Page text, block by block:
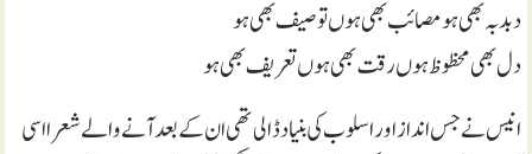
دبدبہ بھی ہو مصائب بھی ہوں توصیف بھی ہو
دل بھی محظوظ ہوں رقت بھی ہوں تعریف بھی ہو
انیس نے جس انداز اور اسلوب کی بنیاد ڈالی تھی ان کے بعد آنے والے شعرا اسی